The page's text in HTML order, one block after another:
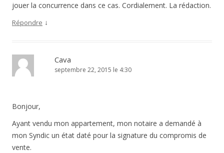
jouer la concurrence dans ce cas. Cordialement. La rédaction.
Répondre ↓
Cava
septembre 22, 2015 le 4:30
Bonjour,
Ayant vendu mon appartement, mon notaire a demandé à
mon Syndic un état daté pour la signature du compromis de
vente.